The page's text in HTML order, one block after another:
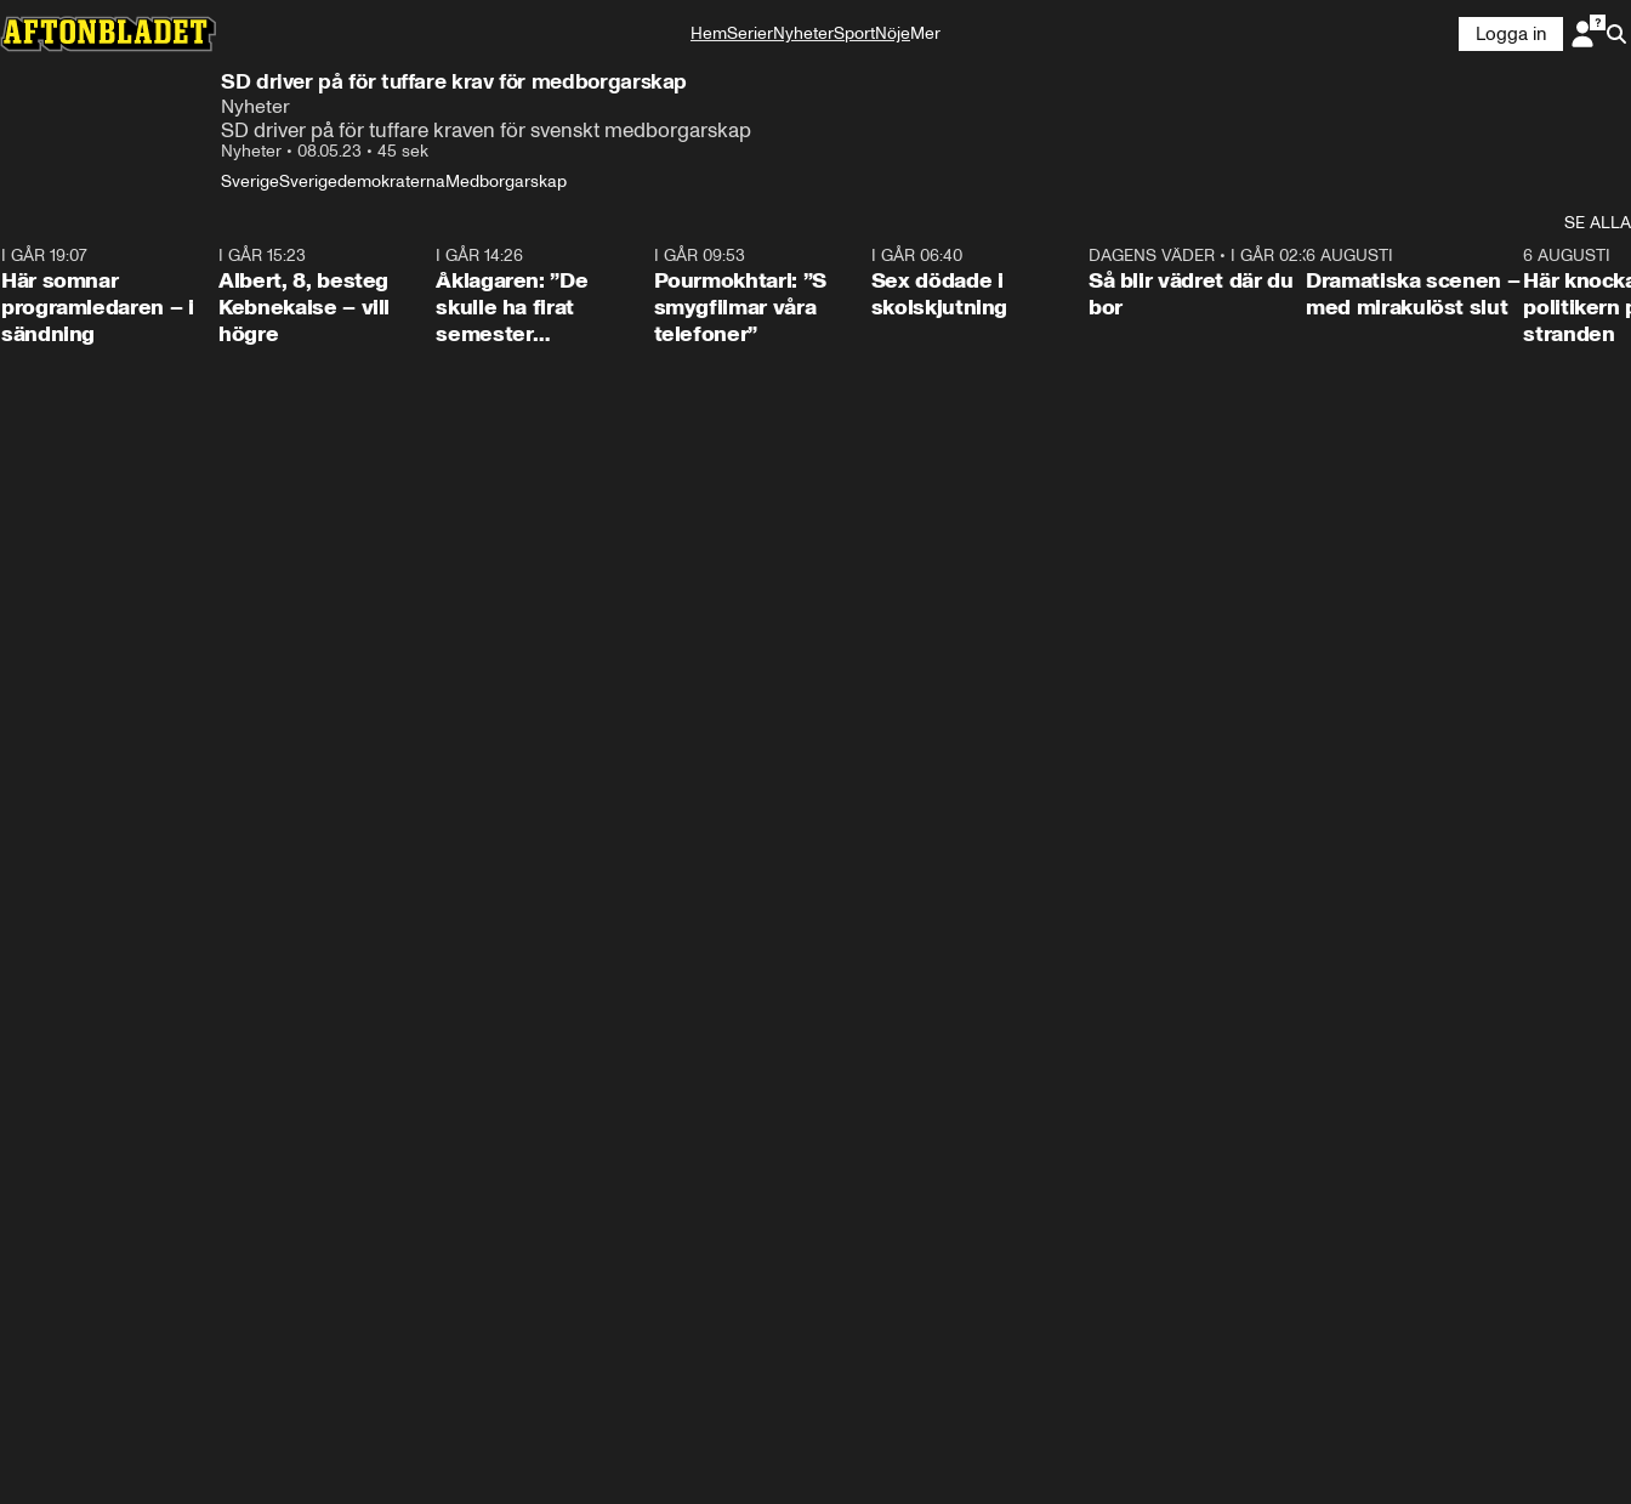
HemSerierNyheterSportNöjeMer
Logga in
SD driver på för tuffare krav för medborgarskap
Nyheter
SD driver på för tuffare kraven för svenskt medborgarskap
Nyheter • 08.05.23 • 45 sek
SverigeSverigedemokraternaMedborgarskap
SE ALLA
I GÅR 19:07
Här somnar
programledaren – i
sändning
I GÅR 15:23
Albert, 8, besteg
Kebnekaise – vill
högre
I GÅR 14:26
Åklagaren: ”De
skulle ha firat
semester
I GÅR 09:53
Pourmokhtari: ”S
smygfilmar våra
telefoner”
I GÅR 06:40
Sex dödade i
skolskjutning
1:06
DAGENS VÄDER• I GÅR 02:30
Så blir vädret där du
bor
0:42
6 AUGUSTI
Dramatiska scenen –
med mirakulöst slut
6 AUGUSTI
Här
politikern
stranden